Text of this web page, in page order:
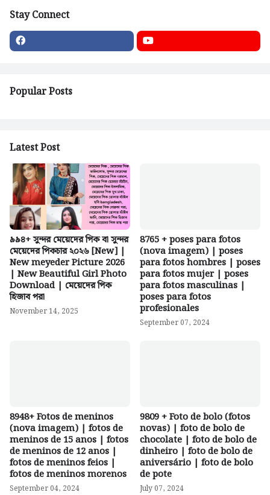
Stay Connect
Popular Posts
Latest Post
৯৯৪+ সুন্দর মেয়েদের পিক বা সুন্দর
মেয়েদের পিকচার ২০২৬ [New] |
New meyeder Picture 2026
| New Beautiful Girl Photo
Download | মেয়েদের পিক
হিজাব পরা
November 14, 2025
8765 + poses para fotos
(nova imagem) | poses
para fotos hombres | poses
para fotos mujer | poses
para fotos masculinas |
poses para fotos
profesionales
September 07, 2024
8948+ Fotos de meninos
(nova imagem) | fotos de
meninos de 15 anos | fotos
de meninos de 12 anos |
fotos de meninos feios |
fotos de meninos morenos
September 04, 2024
9809 + Foto de bolo (fotos
novas) | foto de bolo de
chocolate | foto de bolo de
dinheiro | foto de bolo de
aniversário | foto de bolo
de pote
July 07, 2024